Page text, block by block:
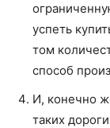
успеть
том
способ
И, конечно
таких